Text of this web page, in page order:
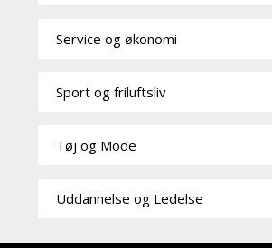
Service og økonomi
Sport og friluftsliv
Tøj og Mode
Uddannelse og Ledelse